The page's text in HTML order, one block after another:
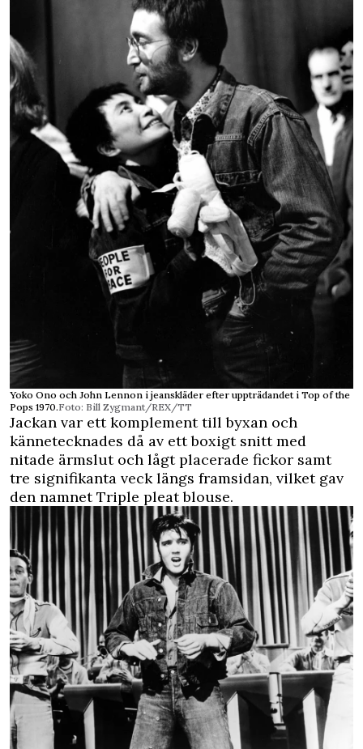
Yoko Ono och John Lennon i jeanskläder efter uppträdandet i Top of the
Pops 1970.Foto: Bill Zygmant/REX/TT
Jackan var ett komplement till byxan och
kännetecknades då av ett boxigt snitt med
nitade ärmslut och lågt placerade fickor samt
tre signifikanta veck längs framsidan, vilket gav
den namnet Triple pleat blouse.